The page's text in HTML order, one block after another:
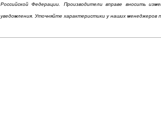
Российской Федерации. Производители вправе вносить
уведомления. Уточняйте характеристики у наших менеджеров